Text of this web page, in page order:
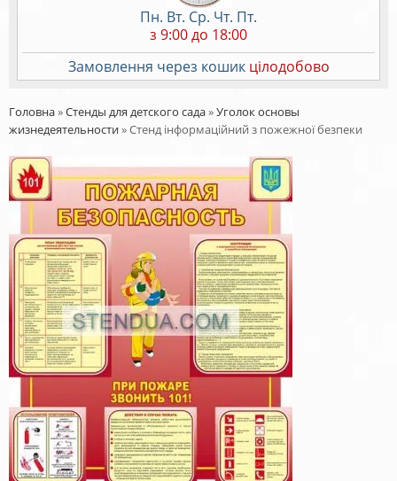
Пн. Вт. Ср. Чт. Пт.
з 9:00 до 18:00
Замовлення через кошик цілодобово
Головна»Стенды для детского сада»Уголок основы
жизнедеятельности»Стенд інформаційний з пожежної безпеки